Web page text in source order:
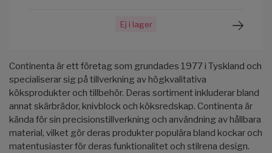
Ej i lager
Continenta är ett företag som grundades 1977 i Tyskland och
specialiserar sig på tillverkning av högkvalitativa
köksprodukter och tillbehör. Deras sortiment inkluderar bland
annat skärbrädor, knivblock och köksredskap. Continenta är
kända för sin precisionstillverkning och användning av hållbara
material, vilket gör deras produkter populära bland kockar och
matentusiaster för deras funktionalitet och stilrena design.